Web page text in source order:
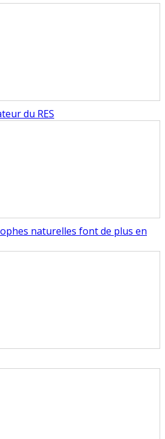
du RES
naturelles font de plus en